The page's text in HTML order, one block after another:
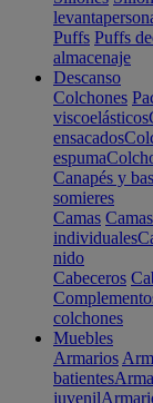
Puffs Puffs
almacenaje
Descanso
Colchones
viscoelásticos
ensacados
espuma
Canapés y
somieres
Camas
individuales
nido
Cabeceros
colchones
Muebles
Armarios
batientes
juvenil